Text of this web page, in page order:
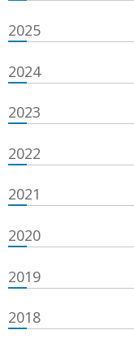
2025
2024
2023
2022
2021
2020
2019
2018